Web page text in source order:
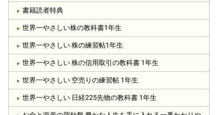
書籍読者特典
世界一やさしい株の教科書1年生
世界一やさしい 株の練習帖1年生
世界一やさしい 株の信用取引の教科書 1年生
世界一やさしい 空売りの練習帖 1年生
世界一やさしい 日経225先物の教科書 1年生